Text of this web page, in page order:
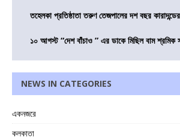
তহেলকা প্রতিষ্ঠাতা তরুণ তেজপালের দশ বছর
১০ আগস্ট “দেশ বাঁচাও ” এর ডাকে মিছিল বাম শ্রমিক
NEWS IN CATEGORIES
একনজরে
কলকাতা